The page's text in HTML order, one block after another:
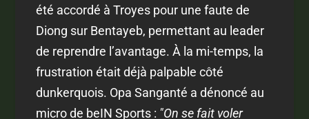
été accordé à Troyes pour une faute de
Diong sur Bentayeb, permettant au leader
de reprendre l’avantage. À la mi-temps, la
frustration était déjà palpable côté
dunkerquois. Opa Sanganté a dénoncé au
micro de beIN Sports : "On se fait voler